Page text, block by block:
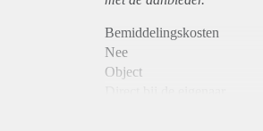
Bemiddelingskosten
Nee
Object